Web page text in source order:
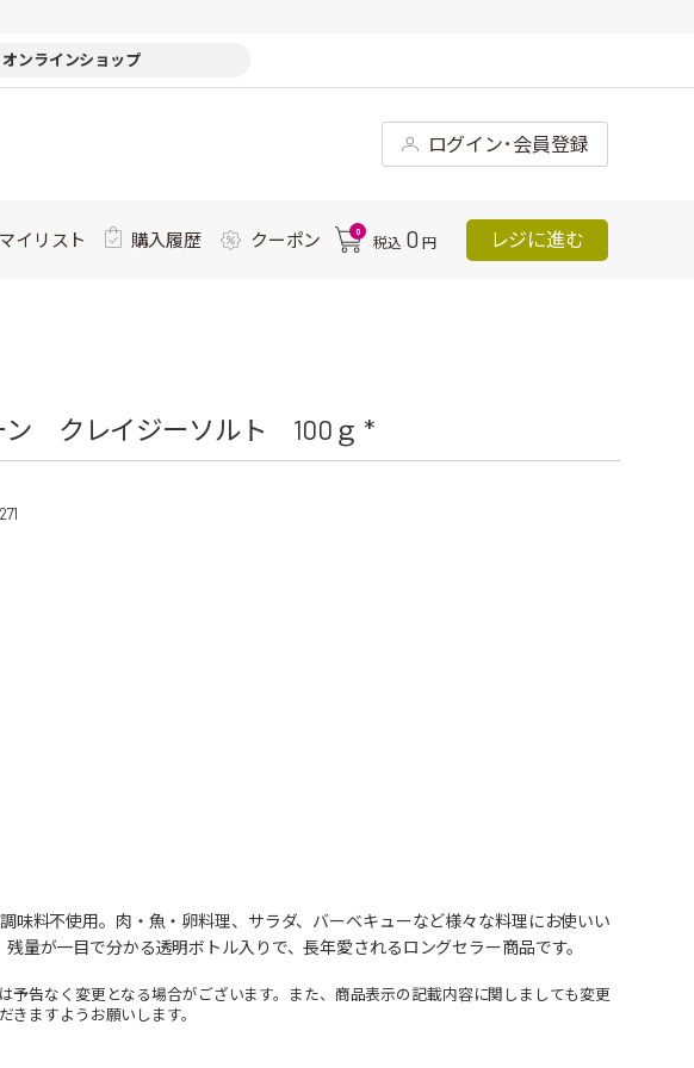
オンラインショップ
ログイン･会員登録
マイリスト 購入履歴 クーポン 0
税込 0 円 レジに進む
クレイジーソルト 100ｇ *
料不使用。肉・魚・卵料理、サラダ、バーベキューなど様々な料理にお使いい
量が一目で分かる透明ボトル入りで、長年愛されるロングセラー商品です。
告なく変更となる場合がございます。また、商品表示の記載内容に関しましても変更
ますようお願いします。